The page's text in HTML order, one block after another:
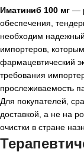
Иматиниб 100 мг —
обеспечения,
необходим
импортеров,
фармацевтический
требования
прослеживаемость
Для покупателей,
доставкой, а не на
очистки в стране